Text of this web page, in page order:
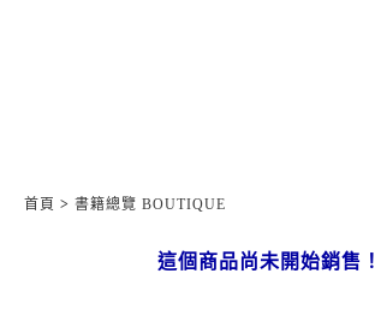
首頁 > 書籍總覽 BOUTIQUE
這個商品尚未開始銷售！